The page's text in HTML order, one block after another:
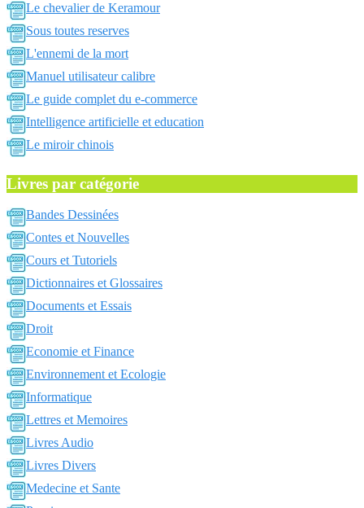
Le chevalier de Keramour
Sous toutes reserves
L'ennemi de la mort
Manuel utilisateur calibre
Le guide complet du e-commerce
Intelligence artificielle et education
Le miroir chinois
Livres par catégorie
Bandes Dessinées
Contes et Nouvelles
Cours et Tutoriels
Dictionnaires et Glossaires
Documents et Essais
Droit
Economie et Finance
Environnement et Ecologie
Informatique
Lettres et Memoires
Livres Audio
Livres Divers
Medecine et Sante